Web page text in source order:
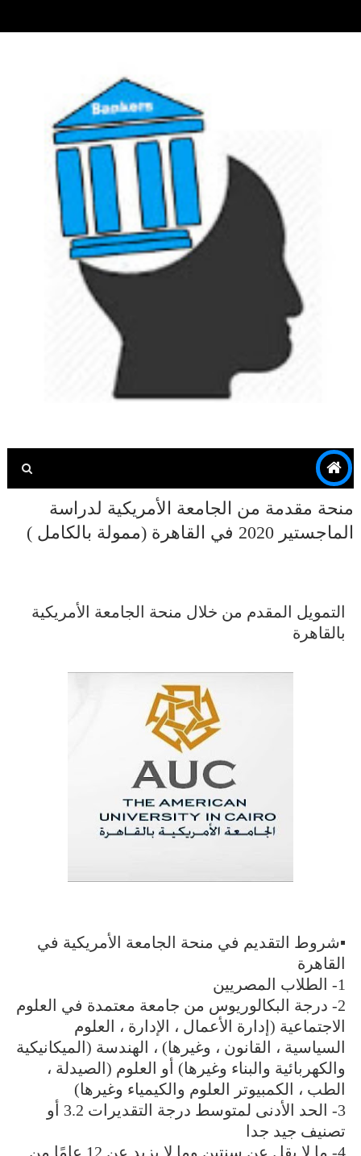
منحة مقدمة من الجامعة الأمريكية لدراسة
الماجستير 2020 في القاهرة (ممولة بالكامل )
التمويل المقدم من خلال منحة الجامعة الأمريكية
بالقاهرة
▪️شروط التقديم في منحة الجامعة الأمريكية في
القاهرة
1- الطلاب المصريين
2- درجة البكالوريوس من جامعة معتمدة في العلوم
الاجتماعية (إدارة الأعمال ، الإدارة ، العلوم
السياسية ، القانون ، وغيرها) ، الهندسة (الميكانيكية
والكهربائية والبناء وغيرها) أو العلوم (الصيدلة ،
الطب ، الكمبيوتر العلوم والكيمياء وغيرها)
3- الحد الأدنى لمتوسط درجة التقديرات 3.2 أو
تصنيف جيد جدا
4- ما لا يقل عن سنتين وما لا يزيد عن 12 عامًا من